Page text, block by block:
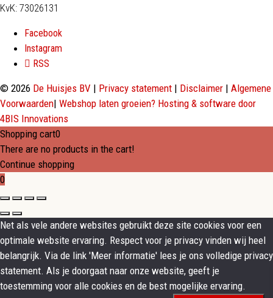
KvK: 73026131
Facebook
Instagram
RSS
© 2026 De Huisjes BV | Privacy statement | Disclaimer | Algemene
Voorwaarden| Webshop laten groeien? Hosting & software door
4BIS Innovations
Shopping cart0
There are no products in the cart!
Continue shopping
0
Net als vele andere websites gebruikt deze site cookies voor een
optimale website ervaring. Respect voor je privacy vinden wij heel
belangrijk. Via de link 'Meer informatie' lees je ons volledige privacy
statement. Als je doorgaat naar onze website, geeft je
toestemming voor alle cookies en de best mogelijke ervaring.